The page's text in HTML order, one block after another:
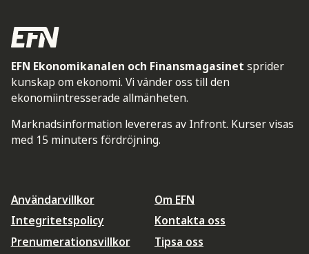
EFN Ekonomikanalen och Finansmagasinet sprider
kunskap om ekonomi. Vi vänder oss till den
ekonomiintresserade allmänheten.
Marknadsinformation levereras av Infront. Kurser visas
med 15 minuters fördröjning.
Användarvillkor
Integritetspolicy
Prenumerationsvillkor
Om EFN
Kontakta oss
Tipsa oss